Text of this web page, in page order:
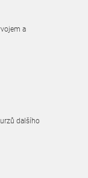
a
dalšího